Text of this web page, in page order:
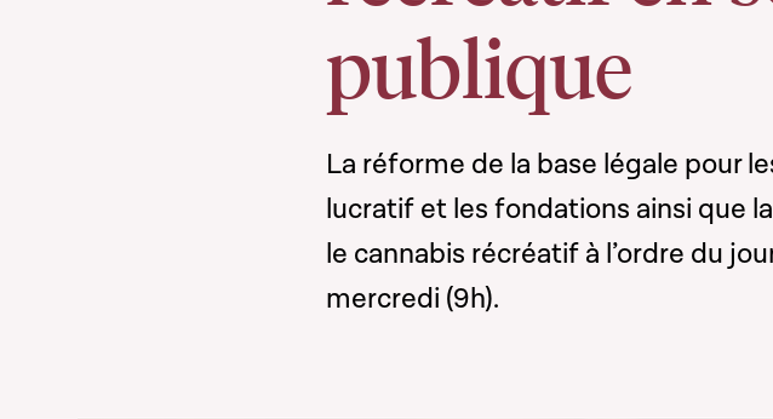
publique
La réforme de la base légale pour
lucratif et les fondations ainsi que
le cannabis récréatif à l’ordre du
mercredi (9h).